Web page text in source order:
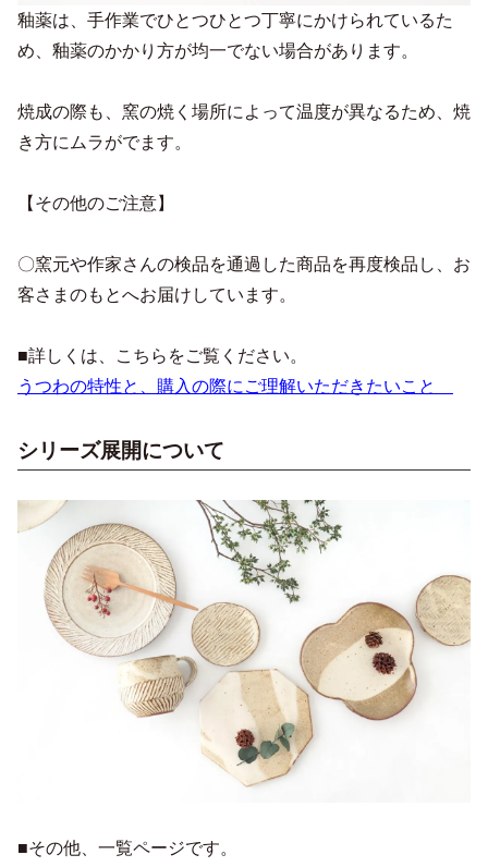
釉薬は、手作業でひとつひとつ丁寧にかけられているた
め、釉薬のかかり方が均一でない場合があります。
焼成の際も、窯の焼く場所によって温度が異なるため、焼
き方にムラがでます。
【その他のご注意】
〇窯元や作家さんの検品を通過した商品を再度検品し、お
客さまのもとへお届けしています。
■詳しくは、こちらをご覧ください。
うつわの特性と、購入の際にご理解いただきたいこと
シリーズ展開について
■その他、一覧ページです。